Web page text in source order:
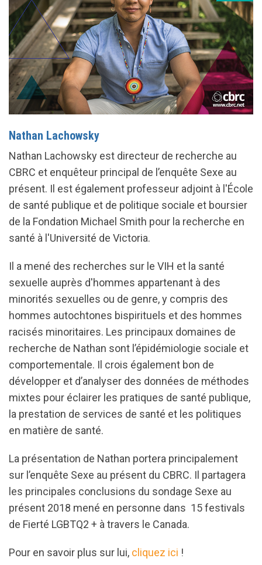
Nathan Lachowsky
Nathan Lachowsky est directeur de recherche au
CBRC et enquêteur principal de l’enquête Sexe au
présent. Il est également professeur adjoint à l'École
de santé publique et de politique sociale et boursier
de la Fondation Michael Smith pour la recherche en
santé à l'Université de Victoria.
Il a mené des recherches sur le VIH et la santé
sexuelle auprès d'hommes appartenant à des
minorités sexuelles ou de genre, y compris des
hommes autochtones bispirituels et des hommes
racisés minoritaires. Les principaux domaines de
recherche de Nathan sont l’épidémiologie sociale et
comportementale. Il crois également bon de
développer et d’analyser des données de méthodes
mixtes pour éclairer les pratiques de santé publique,
la prestation de services de santé et les politiques
en matière de santé.
La présentation de Nathan portera principalement
sur l’enquête Sexe au présent du CBRC. Il partagera
les principales conclusions du sondage Sexe au
présent 2018 mené en personne dans 15 festivals
de Fierté LGBTQ2 + à travers le Canada.
Pour en savoir plus sur lui, cliquez ici !